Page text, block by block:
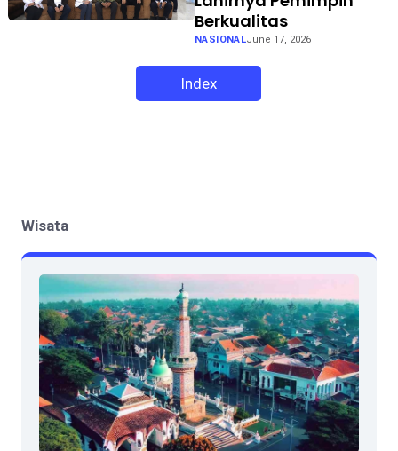
Berkualitas
NASIONALJune 17, 2026
Index
Wisata